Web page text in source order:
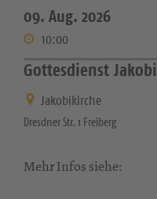
09. Aug. 2026
10:00
Gottesdienst Jakobi
Jakobikirche
Dresdner Str. 1 Freiberg
Mehr Infos siehe: